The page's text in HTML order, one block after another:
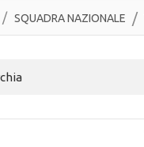
SQUADRA NAZIONALE